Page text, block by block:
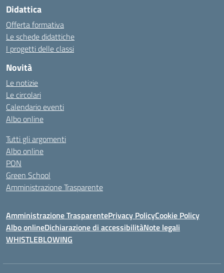
Didattica
Offerta formativa
Le schede didattiche
I progetti delle classi
Novità
Le notizie
Le circolari
Calendario eventi
Albo online
Tutti gli argomenti
Albo online
PON
Green School
Amministrazione Trasparente
Amministrazione TrasparentePrivacy PolicyCookie Policy
Albo onlineDichiarazione di accessibilitàNote legali
WHISTLEBLOWING